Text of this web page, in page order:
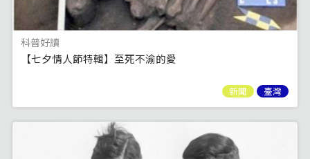
科普好讀
【七夕情人節特輯】至死不渝的愛
新聞 臺灣